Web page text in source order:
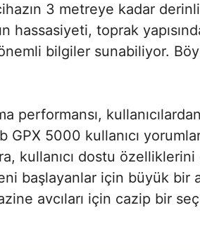
3 metreye kadar
hassasiyeti, toprak
bilgiler sunabiliyor.
performansı,
GPX 5000 kullanıcı
kullanıcı dostu özelliklerini
başlayanlar için büyük bir
avcıları için cazip bir